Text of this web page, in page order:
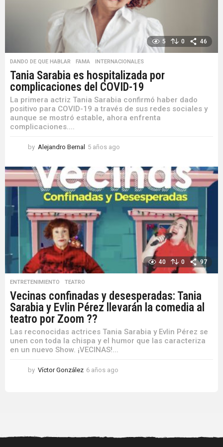
5 0 46
DANDO DE QUE HABLAR ,FAMA INTERNACIONALES
Tania Sarabia es hospitalizada por
complicaciones del COVID-19
La primera actriz Tania Sarabia confirmó haber dado
positivo para COVID-19 a través de sus redes sociales y
aunque se mostró estable, ahora enfrenta
complicaciones....
by Alejandro Bernal 5 años ago
ñ
o
s
a
g
o
40 0 97
ENTRETENIMIENTO ,TEATRO
Vecinas confinadas y desesperadas: Tania
Sarabia y Evlin Pérez llevarán la comedia al
teatro por Zoom ??
Las reconocidas actrices Tania Sarabia y Evlin Pérez se
unen con toda la chispa y el humor que las caracteriza
en un nuevo Show. ¡VECINAS!...
by Víctor González 6 años ago
o